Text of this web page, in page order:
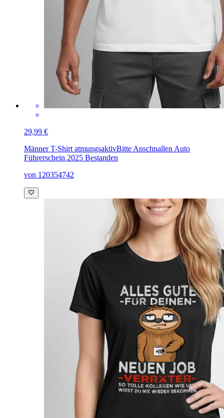
29,99 €
Männer T-Shirt atmungsaktivBitte Anschnallen Auto
Führerschein 2025 Bestanden
von 120354742